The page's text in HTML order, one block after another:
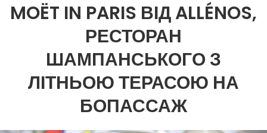
MOËT IN PARIS ВІД ALLÉNOS,
РЕСТОРАН
ШАМПАНСЬКОГО З
ЛІТНЬОЮ ТЕРАСОЮ НА
БОПАССАЖ